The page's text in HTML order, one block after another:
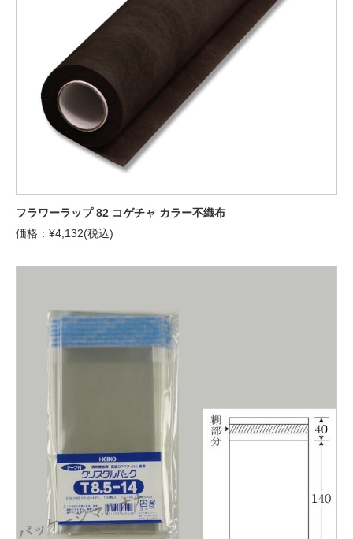
フラワーラップ 82 コゲチャ カラー不織布
価格：¥4,132(税込)